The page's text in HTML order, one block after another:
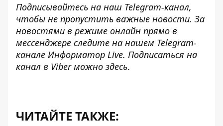
Подписывайтесь на наш Telegram-канал,
чтобы не пропустить важные новости. За
новостями в режиме онлайн прямо в
мессенджере следите на нашем Telegram-
канале Информатор Live. Подписаться на
канал в Viber можно здесь.
ЧИТАЙТЕ ТАКЖЕ: